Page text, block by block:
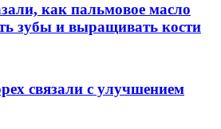
как пальмовое масло
зубы и выращивать кости
связали с улучшением